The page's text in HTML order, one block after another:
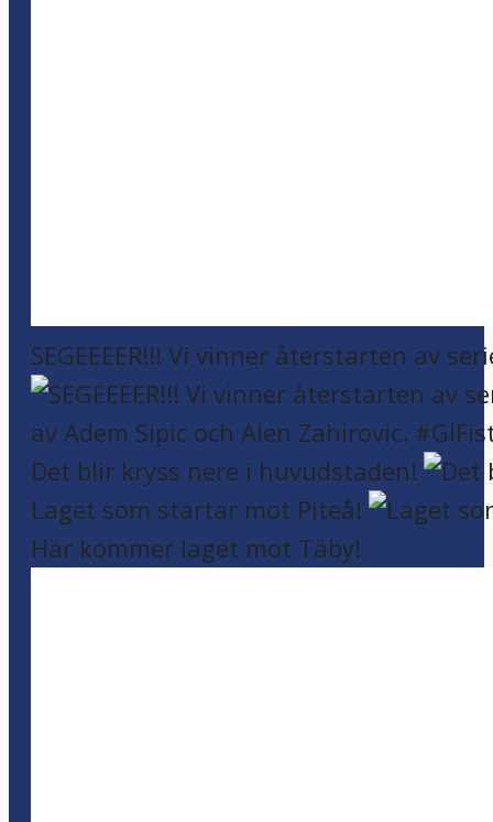
SEGEEEER!!! Vi vinner återstarten av
Det blir kryss nere i huvudstaden!
Laget som startar mot Piteå!
Här kommer laget mot Täby!